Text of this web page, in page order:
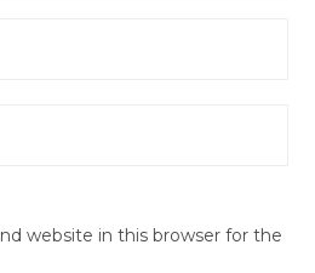
website in this browser for the